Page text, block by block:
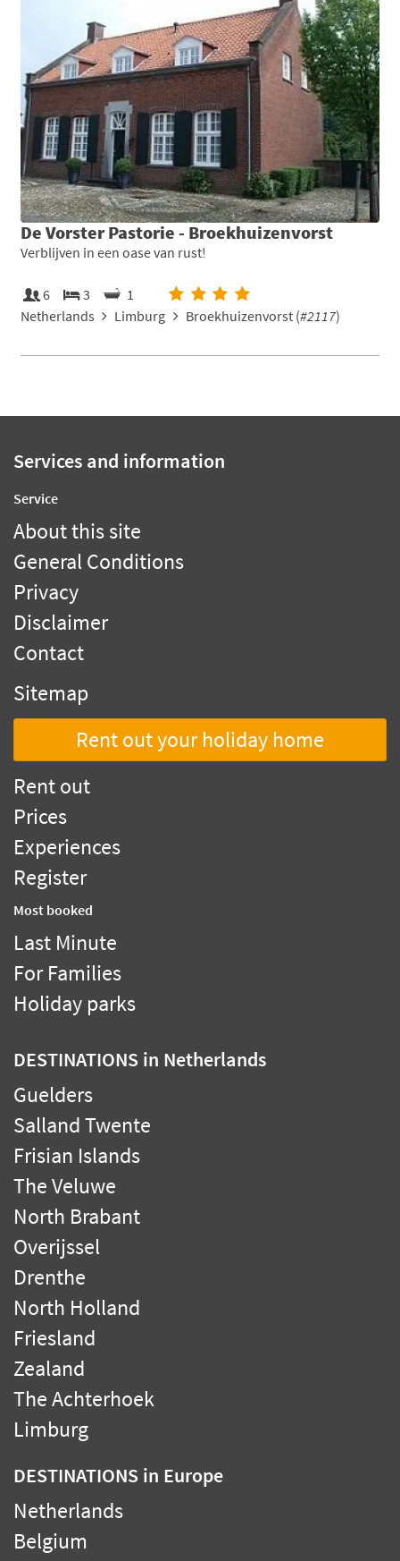
De Vorster Pastorie - Broekhuizenvorst
Verblijven in een oase van rust!
6 3
1
Netherlands
Limburg Broekhuizenvorst (#2117)
Services and information
Service
About this site
General Conditions
Privacy
Disclaimer
Contact
Sitemap
Rent out your holiday home
Rent out
Prices
Experiences
Register
Most booked
Last Minute
For Families
Holiday parks
DESTINATIONS in Netherlands
Guelders
Salland Twente
Frisian Islands
The Veluwe
North Brabant
Overijssel
Drenthe
North Holland
Friesland
Zealand
The Achterhoek
Limburg
DESTINATIONS in Europe
Netherlands
Belgium